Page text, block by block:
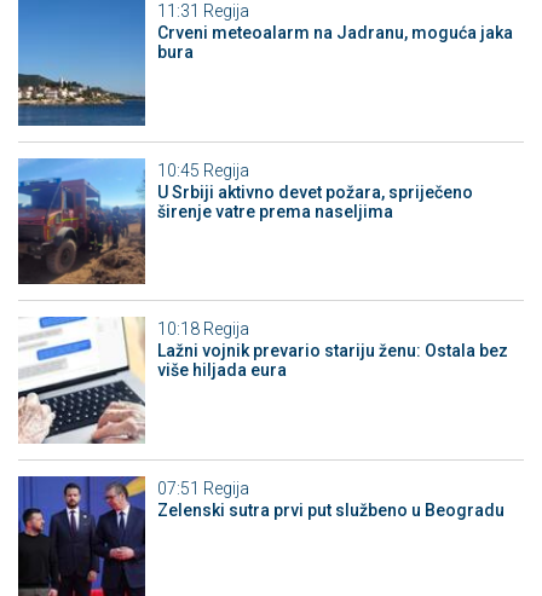
11:31 Regija
Crveni meteoalarm na Jadranu, moguća jaka
bura
10:45 Regija
U Srbiji aktivno devet požara, spriječeno
širenje vatre prema naseljima
10:18 Regija
Lažni vojnik prevario stariju ženu: Ostala bez
više hiljada eura
07:51 Regija
Zelenski sutra prvi put službeno u Beogradu